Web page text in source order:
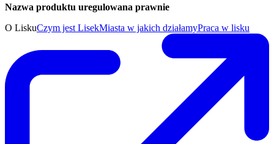
Nazwa produktu uregulowana prawnie
O LiskuCzym jest LisekMiasta w jakich działamyPraca w lisku